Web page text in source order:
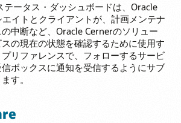
テータス・ダッシュボードは、Oracle
イトとクライアントが、計画メンテナ
中断など、Oracle Cernerのソリュー
の現在の状態を確認するために使用す
リファレンスで、フォローするサービ
ボックスに通知を受信するようにサブ
す。